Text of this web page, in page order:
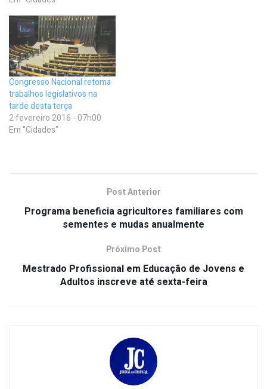
Congresso Nacional retoma
trabalhos legislativos na
tarde desta terça
2 fevereiro 2016 - 07h00
Em "Cidades"
Post Anterior
Programa beneficia agricultores familiares com
sementes e mudas anualmente
Próximo Post
Mestrado Profissional em Educação de Jovens e
Adultos inscreve até sexta-feira